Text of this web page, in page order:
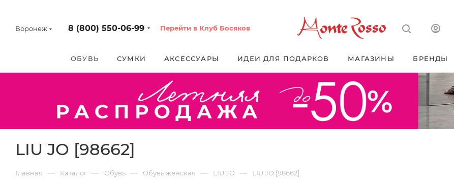
Воронеж 8 (800) 550-06-99 Перейти в Клуб Босяков
ОБУВЬ СУМКИ АКСЕССУАРЫ ИДЕИ ДЛЯ ПОДАРКОВ МАГАЗИНЫ БРЕНДЫ
LIU JO [98662]
Главная — Каталог — Обувь — Обувь женская — LIU JO — LIU JO [98662]